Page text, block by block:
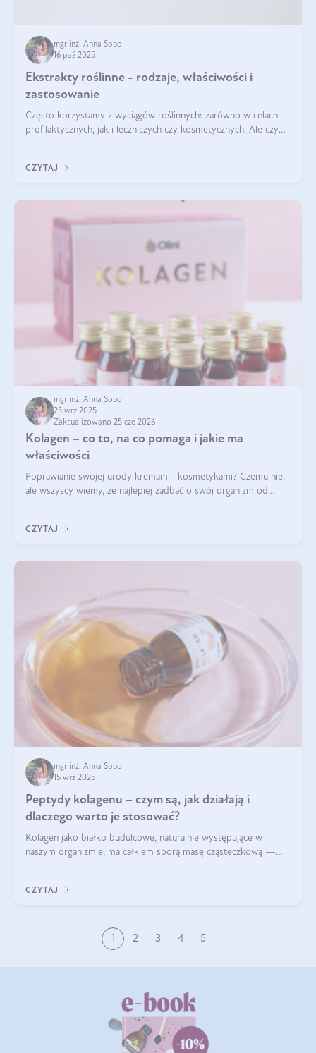
mgr inż. Anna Sobol
16 paź 2025
Ekstrakty roślinne - rodzaje, właściwości i
zastosowanie
Często korzystamy z wyciągów roślinnych: zarówno w celach
profilaktycznych, jak i leczniczych czy kosmetycznych. Ale czy
CZYTAJ
mgr inż. Anna Sobol
25 wrz 2025
Zaktualizowano 25 cze 2026
Kolagen – co to, na co pomaga i jakie ma
właściwości
Poprawianie swojej urody kremami i kosmetykami? Czemu nie,
ale wszyscy wiemy, że najlepiej zadbać o swój organizm od
wysokiej jakości suplem
CZYTAJ
mgr inż. Anna Sobol
15 wrz 2025
Peptydy kolagenu – czym są, jak działają i
dlaczego warto je stosować?
Kolagen jako białko budulcowe, naturalnie występujące w
naszym organizmie, ma całkiem sporą masę cząsteczkową —
bardziej biodostępny
CZYTAJ
1 2 3 4 5